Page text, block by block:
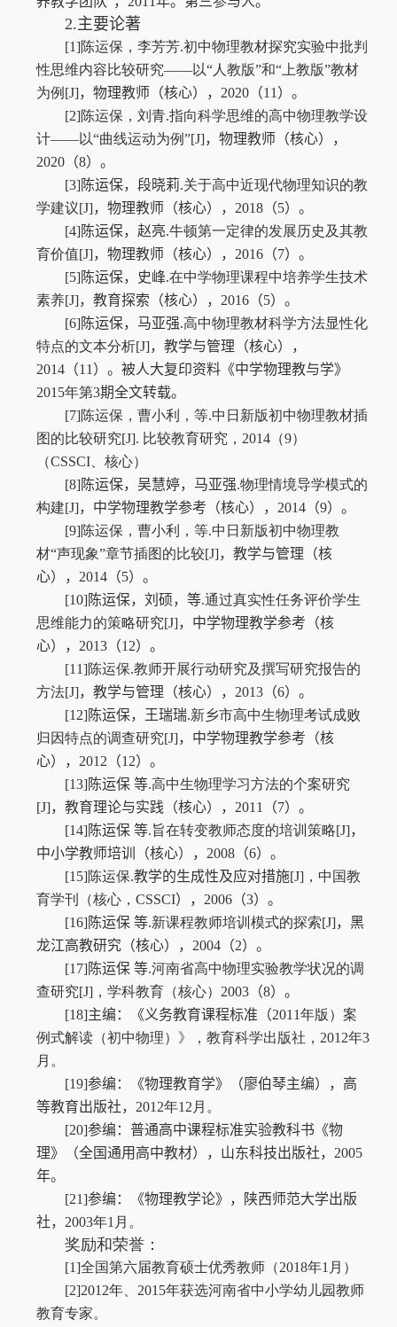
2.主要论著
[1]陈运保，李芳芳.初中物理教材探究实验中批判
性思维内容比较研究——以“人教版”和“上教版”教材
为例 [J]， 物理教师 （核心） ， 2020（11 ）。
[2]陈运保，刘青.指向科学思维的高中物理教学设
计——以“曲线运动为例”[J]， 物理教师 （核心）
，
2020（8）。
[3]陈运保， 段晓莉.关于高中近现代物理知识的教
学建议[J]，物理教师（核心） ， 2018（5）。
[4]陈运保，赵亮.牛顿第一定律的发展历史及其教
育价值[J]， 物理教师 （核心）， 2016（7）。
[5]陈运保， 史峰.在中学物理课程中培养学生技术
素养[J]，教育探索（核心） ， 2016（5）。
[6]陈运保，马亚强.高中物理教材科学方法显性化
特点的文本分析[J]，教学与管理（核心）
，
2014（11 ） 。被人大复印资料《中学物理教与学》
2015年第3期全文转载。
[7]陈运保，曹小利，等.中日新版初中物理教材插
图的比较研究[J]. 比较教育研究， 2014（9）
（CSSCI、核心）
[8]陈运保， 吴慧婷，马亚强.物理情境导学模式的
构建[J]，中学物理教学参考（核心） ， 2014（9）。
[9]陈运保，曹小利，等.中日新版初中物理教
材“声现象”章节插图的比较[J]，教学与管理（核
心）
， 2014（5）。
[10]陈运保， 刘硕，等.通过真实性任务评价学生
思维能力的策略研究[J]，中学物理教学参考（核
心）
， 2013（12）。
[11]陈运保.教师开展行动研究及撰写研究报告的
方法[J]，教学与管理（核心） ， 2013（6）。
[12]陈运保， 王瑞瑞.新乡市高中生物理考试成败
归因特点的调查研究[J]，中学物理教学参考（核
心）
， 2012 （12）。
[13]陈运保等.高中生物理学习方法的个案研究
[J]，教育理论与实践（核心） ， 2011 （7）。
[14]陈运保等.旨在转变教师态度的培训策略[J]，
中小学教师培训（核心）
， 2008（6）。
[15]陈运保.教学的生成性及应对措施[J]，中国教
育学刊（核心， CSSCI） ， 2006（3）。
[16]陈运保等.新课程教师培训模式的探索[J]，黑
龙江高教研究（核心）
， 2004（2）。
[17]陈运保等.河南省高中物理实验教学状况的调
查研究[J]，学科教育（核心） 2003（8）。
[18]主编 ： 《义务教育课程标准（2011年版）案
例式解读（初中物理）》，教育科学出版社， 2012年3
月。
[19]参编 ：
《物理教育学》（廖伯琴主编），高
等教育出版社， 2012年12 月。
[20]参编 ： 普通高中课程标准实验教科书《物
理》（全国通用高中教材）
， 山东科技出版社， 2005
年。
[21]参编 ：
《物理教学论》，陕西师范大学出版
社， 2003年1 月。
奖励和荣誉：
[1]全国第六届教育硕士优秀教师（2018年1 月）
[2]2012年、 2015年获选河南省中小学幼儿园教师
教育专家。